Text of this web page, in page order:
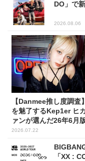
DO」で
2026.08.06
【Danmee推し度調査
を魅了するKep1er ヒ
ァンが選んだ26年6月
No.1に！
2026.07.22
「XX :